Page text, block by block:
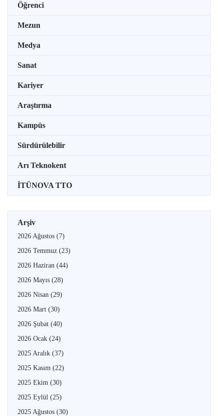
Öğrenci
Mezun
Medya
Sanat
Kariyer
Araştırma
Kampüs
Sürdürülebilir
Arı Teknokent
İTÜNOVA TTO
Arşiv
2026 Ağustos (7)
2026 Temmuz (23)
2026 Haziran (44)
2026 Mayıs (28)
2026 Nisan (29)
2026 Mart (30)
2026 Şubat (40)
2026 Ocak (24)
2025 Aralık (37)
2025 Kasım (22)
2025 Ekim (30)
2025 Eylül (25)
2025 Ağustos (30)